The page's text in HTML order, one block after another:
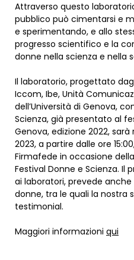
Attraverso questo
pubblico può cimentarsi e
e sperimentando, e allo
progresso scientifico e la
donne nella scienza e nella
Il laboratorio, progettato
Iccom, Ibe, Unità
dell’Università di Genova,
Scienza, già presentato al
Genova, edizione 2022,
2023, a partire dalle ore
Firmafede in occasione
Festival Donne e Scienza. Il
ai laboratori, prevede
donne, tra le quali la nostra
testimonial.
Maggiori informazioni qui